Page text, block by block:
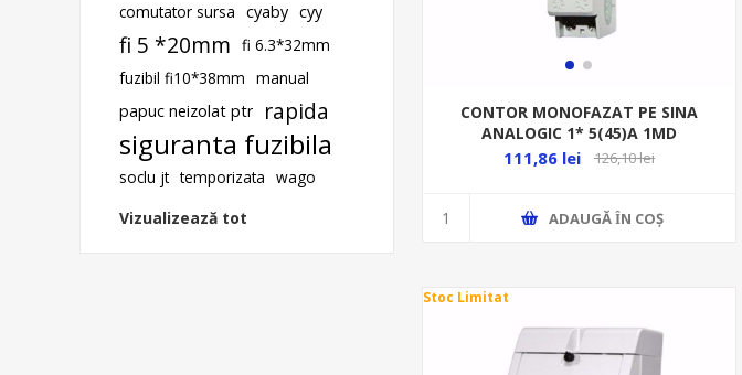
CONTOR MONOFAZAT PE SINA
ANALOGIC 1* 5(45)A 1MD
111,86 lei 126,10 lei
ADAUGĂ ȊN COŞ
Stoc Limitat
comutator sursa cyaby cyy
fi 5 *20mm fi 6.3*32mm
fuzibil fi10*38mm manual
papuc neizolat ptr
rapida
siguranta fuzibila
soclu jt temporizata wago
Vizualizează tot